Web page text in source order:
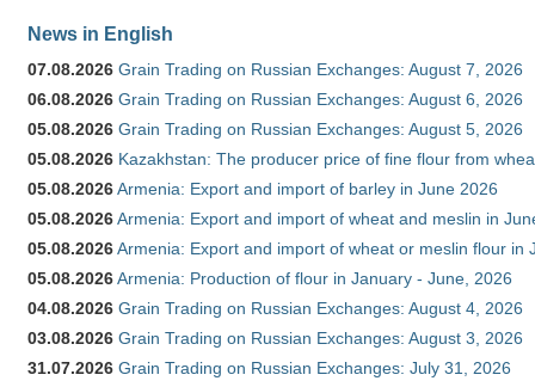
News in English
07.08.2026 Grain Trading on Russian Exchanges: August 7, 2026
06.08.2026 Grain Trading on Russian Exchanges: August 6, 2026
05.08.2026 Grain Trading on Russian Exchanges: August 5, 2026
05.08.2026 Kazakhstan: The producer price of fine flour from
05.08.2026Armenia: Export and import of barley in June 2026
05.08.2026Armenia: Export and import of wheat and meslin in
05.08.2026Armenia: Export and import of wheat or meslin flour in
05.08.2026Armenia: Production of flour in January - June, 2026
04.08.2026 Grain Trading on Russian Exchanges: August 4, 2026
03.08.2026 Grain Trading on Russian Exchanges: August 3, 2026
31.07.2026 Grain Trading on Russian Exchanges: July 31, 2026